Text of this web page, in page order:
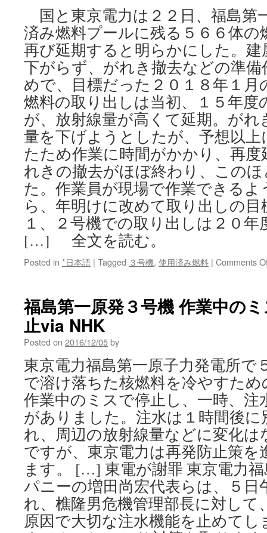
原
子
炉
を
来
月
調
査
東
電、
宇
線
で
内
部
透
視
via
東
新
聞
国と東京電力は２２日、福島第
済み燃料プールに残る５６６体の
再び延期すると明らかにした。
下がらず、がれき撤去などの準
めで、目標だった２０１８年１月
燃料の取り出しは当初、１５年度
が、放射線量が高くて延期。が
量を下げようとしたが、予想以
たため作業に時間がかかり、再
れきの撤去がほぼ終わり、この
た。作業員が現場で作業できる
ら、年明けに改めて取り出しの
１、２号機での取り出しは２０
[…] 全文を読む。
Posted in *日本語 | Tagged ３号機, 使用済み燃料 | Comments
福島第一原発３号機 作業中の
止via NHK
Posted on 2016/12/05by
東京電力福島第一原子力発電所で
で溶け落ちた核燃料を冷やすた
作業中のミスで停止し、一時、
がありました。注水は１時間後
れ、周辺の放射線量などに変化
ですが、東京電力は再発防止策
ます。 […] 東電が謝罪 東京電力
パニーの増田尚宏代表らは、５日
れ、樵隆男危機管理部長に対して
原因で大切な注水機能を止めて